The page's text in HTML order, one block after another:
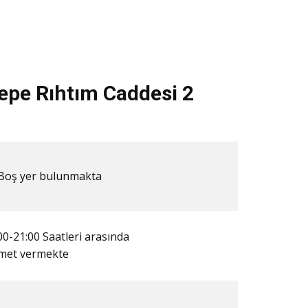
Rıhtım Caddesi 2
yer bulunmakta
21:00 Saatleri arasında
vermekte